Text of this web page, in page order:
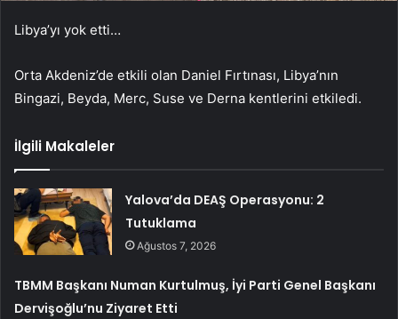
Libya’yı yok etti…
Orta Akdeniz’de etkili olan Daniel Fırtınası, Libya’nın
Bingazi, Beyda, Merc, Suse ve Derna kentlerini etkiledi.
İlgili Makaleler
Yalova’da DEAŞ Operasyonu: 2
Tutuklama
Ağustos 7, 2026
TBMM Başkanı Numan Kurtulmuş, İyi Parti Genel Başkanı
Dervişoğlu’nu Ziyaret Etti